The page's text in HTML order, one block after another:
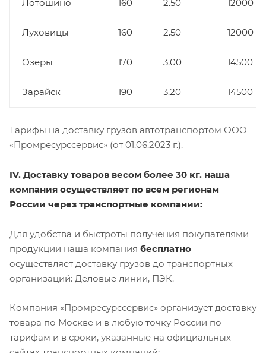
Лотошино 160 2.50 12000
Луховицы 160 2.50 12000
Озёры 170 3.00 14500
Зарайск 190 3.20 14500
Тарифы на доставку грузов автотранспортом ООО
«Промресурссервис» (от 01.06.2023 г.).
IV. Доставку товаров весом более 30 кг. наша
компания осуществляет по всем регионам
России через транспортные компании:
Для удобства и быстроты получения покупателями
продукции наша компания бесплатно
осуществляет доставку грузов до транспортных
организаций: Деловые линии, ПЭК.
Компания «Промресурссервис» организует доставку
товара по Москве и в любую точку России по
тарифам и в сроки, указанные на официальных